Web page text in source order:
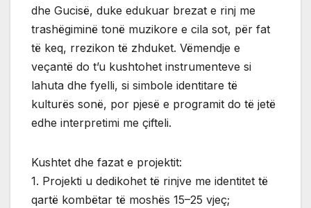
dhe Gucisë, duke edukuar brezat e rinj me
trashëgiminë tonë muzikore e cila sot, për fat
të keq, rrezikon të zhduket. Vëmendje e
veçantë do t’u kushtohet instrumenteve si
lahuta dhe fyelli, si simbole identitare të
kulturës sonë, por pjesë e programit do të jetë
edhe interpretimi me çifteli.
Kushtet dhe fazat e projektit:
1. Projekti u dedikohet të rinjve me identitet të
qartë kombëtar të moshës 15–25 vjeç;